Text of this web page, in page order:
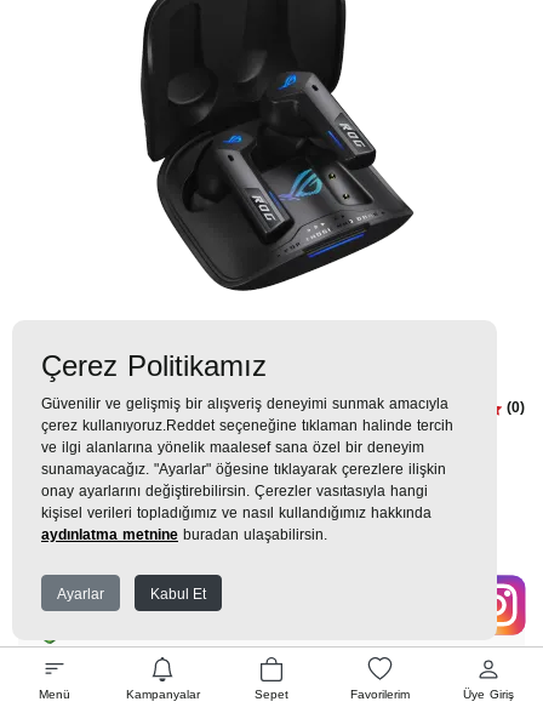
Menü Kampanyalar Sepet Favorilerim Üye Giriş
Asus ROG Cetra Speednova TWS
Kulaklık Kulaklık
(0)
3.899TL
433 TLx 9 Taksit =3.899 TL Ekstra İndirim %12 =
WHATSAPP SİPARİŞ
Çerez Politikamız
Güvenilir ve gelişmiş bir alışveriş deneyimi sunmak amacıyla
çerez kullanıyoruz.Reddet seçeneğine tıklaman halinde tercih
ve ilgi alanlarına yönelik maalesef sana özel bir deneyim
sunamayacağız. "Ayarlar" öğesine tıklayarak çerezlere ilişkin
onay ayarlarını değiştirebilirsin. Çerezler vasıtasıyla hangi
kişisel verileri topladığımız ve nasıl kullandığımız hakkında
aydınlatma metnine buradan ulaşabilirsin.
Ayarlar Kabul Et